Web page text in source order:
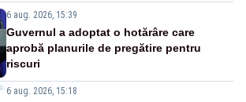
6 aug. 2026, 15:39
Guvernul a adoptat o hotărâre care
aprobă planurile de pregătire pentru
riscuri
6 aug. 2026, 15:18